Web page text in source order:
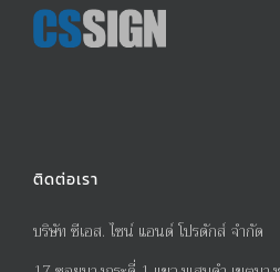
ติดต่อเรา
บริษัท ซีเอส. ไซน์ แอนด์ โปรดักส์ จำกัด